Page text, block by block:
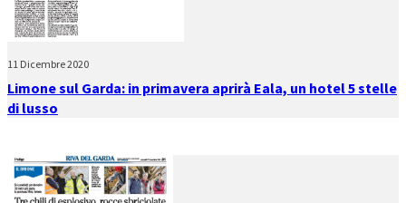
11 Dicembre 2020
Limone sul Garda: in primavera aprirà Eala, un hotel 5 stelle
di lusso